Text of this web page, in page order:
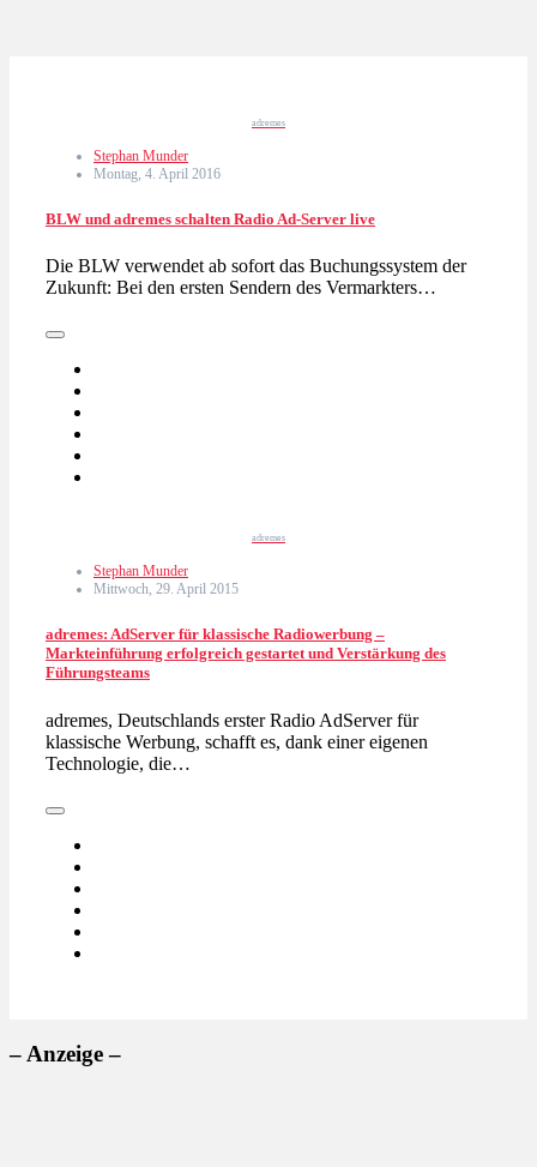
adremes
Stephan Munder
Montag, 4. April 2016
BLW und adremes schalten Radio Ad-Server live
Die BLW verwendet ab sofort das Buchungssystem der
Zukunft: Bei den ersten Sendern des Vermarkters…
adremes
Stephan Munder
Mittwoch, 29. April 2015
adremes: AdServer für klassische Radiowerbung –
Markteinführung erfolgreich gestartet und Verstärkung des
Führungsteams
adremes, Deutschlands erster Radio AdServer für
klassische Werbung, schafft es, dank einer eigenen
Technologie, die…
– Anzeige –